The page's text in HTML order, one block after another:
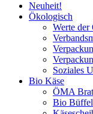
Neuheit!
Ökologisch
Werte
Soziales
Bio Käse
ÖMA
Bio